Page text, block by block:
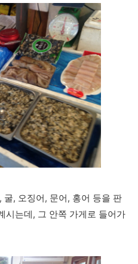
, 오징어, 문어, 홍어 등을 판
시는데, 그 안쪽 가게로 들어가